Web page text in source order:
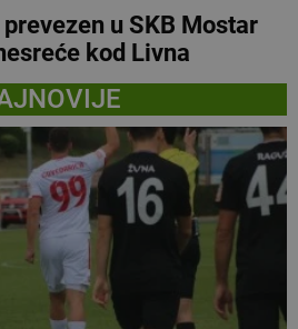
u SKB Mostar
kod Livna